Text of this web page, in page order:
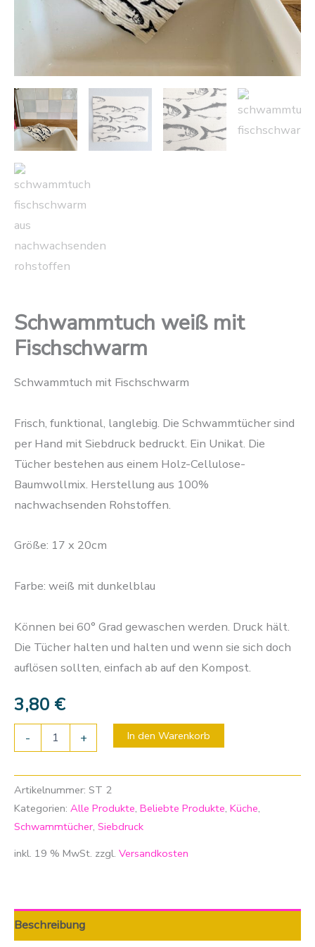
Schwammtuch weiß mit
Fischschwarm
Schwammtuch mit Fischschwarm
Frisch, funktional, langlebig. Die Schwammtücher sind
per Hand mit Siebdruck bedruckt. Ein Unikat. Die
Tücher bestehen aus einem Holz-Cellulose-
Baumwollmix. Herstellung aus 100%
nachwachsenden Rohstoffen.
Größe: 17 x 20cm
Farbe: weiß mit dunkelblau
Können bei 60° Grad gewaschen werden. Druck hält.
Die Tücher halten und halten und wenn sie sich doch
auflösen sollten, einfach ab auf den Kompost.
3,80 €
- + In den Warenkorb
Artikelnummer: ST 2
Kategorien: Alle Produkte, Beliebte Produkte, Küche,
Schwammtücher, Siebdruck
inkl. 19 % MwSt. zzgl. Versandkosten
Beschreibung